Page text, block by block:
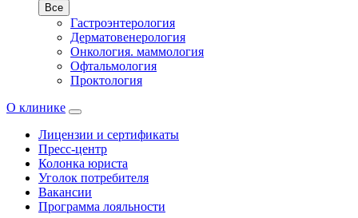
Все
Гастроэнтерология
Дерматовенерология
Онкология. маммология
Офтальмология
Проктология
О клинике
Лицензии и сертификаты
Пресс-центр
Колонка юриста
Уголок потребителя
Вакансии
Программа лояльности